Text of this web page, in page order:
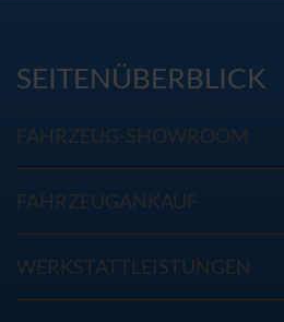
SEITENÜBERBLICK
FAHRZEUG-SHOWROOM
FAHRZEUGANKAUF
WERKSTATTLEISTUNGEN